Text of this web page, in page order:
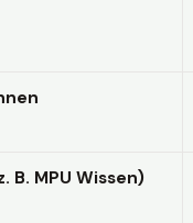
MPU Wissen)